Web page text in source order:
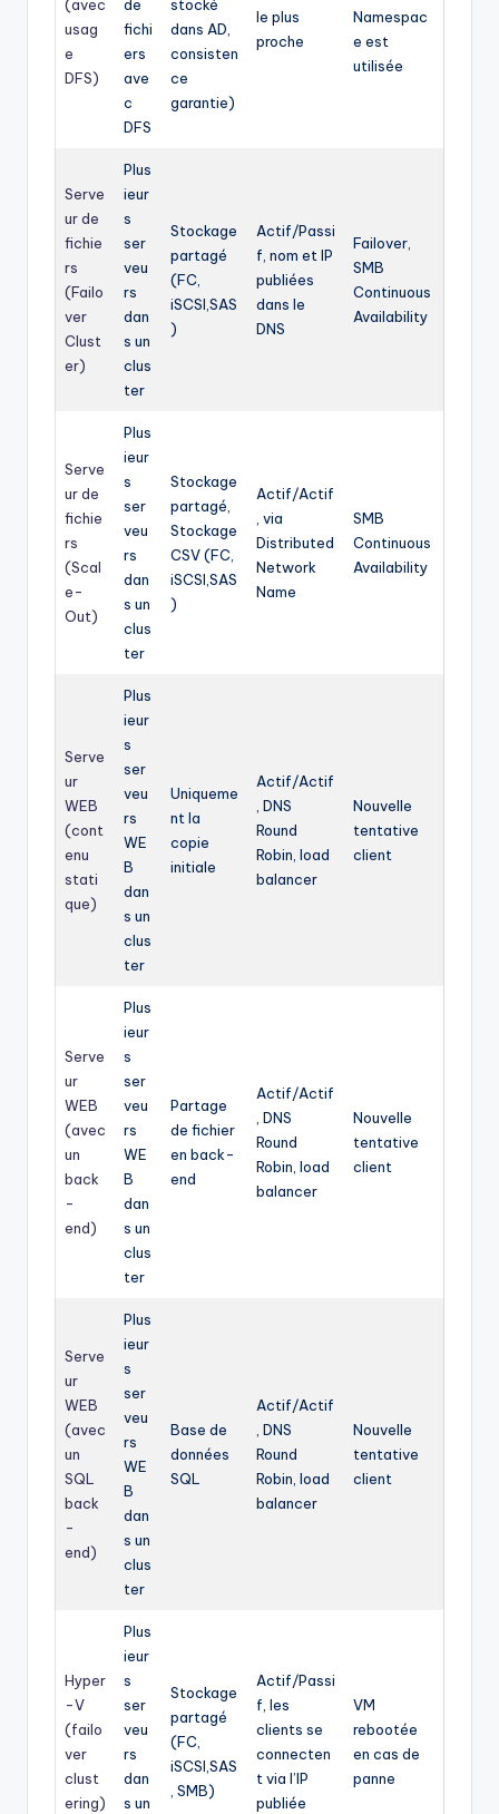
(avec
usag
e
DFS)
de
fichi
ers
ave
c
DFS
stocké
dans AD,
consisten
ce
garantie)
le plus
proche
Namespac
e est
utilisée
Serve
ur de
fichie
rs
(Failo
ver
Clust
er)
Plus
ieur
s
ser
veu
rs
dan
s un
clus
ter
Stockage
partagé
(FC,
iSCSI,SAS
)
Actif/Passi
f, nom et IP
publiées
dans le
DNS
Failover,
SMB
Continuous
Availability
Serve
ur de
fichie
rs
(Scal
e-
Out)
Plus
ieur
s
ser
veu
rs
dan
s un
clus
ter
Stockage
partagé,
Stockage
CSV (FC,
iSCSI,SAS
)
Actif/Actif
, via
Distributed
Network
Name
SMB
Continuous
Availability
Serve
ur
WEB
(cont
enu
stati
que)
Plus
ieur
s
ser
veu
rs
WE
B
dan
s un
clus
ter
Uniqueme
nt la
copie
initiale
Actif/Actif
, DNS
Round
Robin, load
balancer
Nouvelle
tentative
client
Serve
ur
WEB
(avec
un
back
-
end)
Plus
ieur
s
ser
veu
rs
WE
B
dan
s un
clus
ter
Partage
de fichier
en back-
end
Actif/Actif
, DNS
Round
Robin, load
balancer
Nouvelle
tentative
client
Serve
ur
WEB
(avec
un
SQL
back
-
end)
Plus
ieur
s
ser
veu
rs
WE
B
dan
s un
clus
ter
Base de
données
SQL
Actif/Actif
, DNS
Round
Robin, load
balancer
Nouvelle
tentative
client
Hyper
-V
(failo
ver
clust
ering)
Plus
ieur
s
ser
veu
rs
dan
s un
Stockage
partagé
(FC,
iSCSI,SAS
, SMB)
Actif/Passi
f, les
clients se
connecten
t via l’IP
publiée
VM
rebootée
en cas de
panne